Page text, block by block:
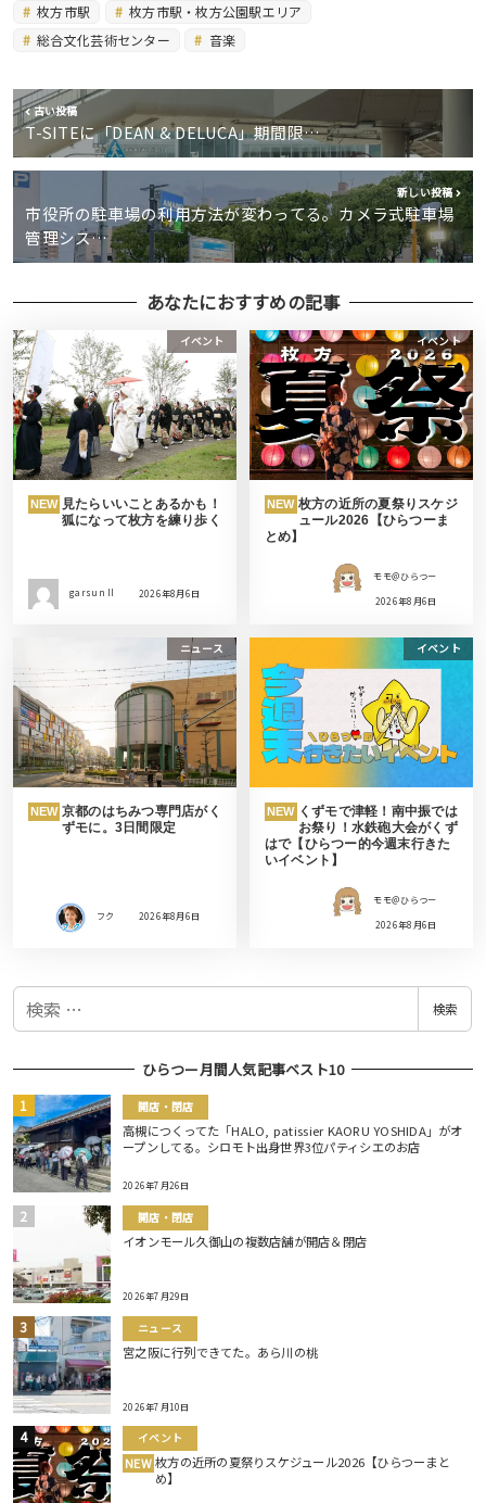
枚方市駅
枚方市駅・枚方公園駅エリア
総合文化芸術センター
音楽
古い投稿
T-SITEに「DEAN & DELUCA」期間限…
新しい投稿
市役所の駐車場の利用方法が変わってる。カメラ式駐車場
管理シス…
あなたにおすすめの記事
イベント
NEW 見たらいいことあるかも！
狐になって枚方を練り歩く
garsun II 2026年8月6日
イベント
NEW 枚方の近所の夏祭りスケジ
ュール2026【ひらつーま
とめ】
モモ＠ひらつー
2026年8月6日
ニュース
NEW 京都のはちみつ専門店がく
ずモに。3日間限定
フク 2026年8月6日
イベント
NEW くずモで津軽！南中振では
お祭り！水鉄砲大会がくず
はで【ひらつー的今週末行きた
いイベント】
モモ＠ひらつー
2026年8月6日
検
検索
ひらつー月間人気記事ベスト10
開店・閉店
高槻につくってた「HALO, patissier KAORU YOSHIDA」がオ
ープンしてる。シロモト出身世界3位パティシエのお店
2026年7月26日
開店・閉店
イオンモール久御山の複数店舗が開店＆閉店
2026年7月29日
ニュース
宮之阪に行列できてた。あら川の桃
2026年7月10日
イベント
NEW 枚方の近所の夏祭りスケジュール2026【ひらつーまと
め】